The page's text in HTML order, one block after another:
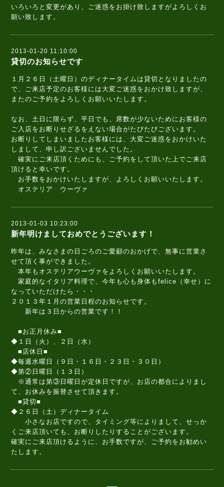
いろいろと変更があり、ご迷惑をお掛け致しますがよろしくお
願い致します。
2013-01-20 11:10:00
貸切のお知らせです
１月２６日（土曜日）のディナータイムは貸切となりましたの
で、ご来店予定のお客様には大変ご迷惑をおかけ致しますが、
またのご予約をよろしくお願いいたします。
なお、土日に限らず、平日でも、席数が少ないためにお客様の
ご入店をお断りせざるをえない場合がたびたびございます。
お断りしてしまいましたお客様には、大変ご迷惑をおかけいた
しまして、申し訳ございませんでした。
確実にご来店頂くためにも、ご予約をして頂いた上でご来店
頂けると幸いです。
お手数をおかけいたしますが、よろしくお願いいたします。
オステリア ウーヴァ
2013-01-03 10:23:00
新年明けましておめでとうございます！
昨年は、みなさまの日ごろのご愛顧のおかげで、無事に営業さ
せて頂く事ができました。
本年もオステリアウーヴァをよろしくお願いいたします。
家庭的なイタリア料理で、今年も心も身体もfelice（幸せ）に
なっていただけたら・・・
２０１３年１月の営業日程のお知らせです。
新年は３日からの営業です！！
■お正月休み■
◆１日（火）、２日（水）
■店休日■
◆毎週水曜日（９日・１６日・２３日・３０日）
◆第②日曜日（１３日）
※通常は第③日曜日が定休日ですが、お店の都合によりまし
て、お休みを振替させて頂きます。
■貸切■
◆２６日（土）ディナータイム
小さなお店ですので、タイミング等によりまして、せっか
くご来店頂いても、お断りしたりすることがございます。
確実にご来店頂けるように、お手数ですが、ご予約をお勧めい
たします。